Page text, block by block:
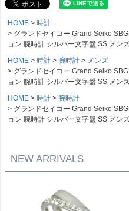
HOME
時計
グランドセイコー Grand Seiko
ョン 腕時計 シルバー文字盤 SS メン
HOME
時計 腕時計
メンズ
グランドセイコー Grand Seiko
ョン 腕時計 シルバー文字盤 SS メン
HOME
時計
腕時計
グランドセイコー Grand Seiko
ョン 腕時計 シルバー文字盤 SS メン
NEW ARRIVALS